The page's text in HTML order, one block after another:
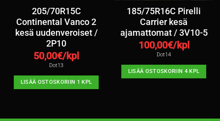
205/70R15C
Continental Vanco 2
kesä uudenveroiset /
2P10
50,00€/kpl
Dot13
LISÄÄ OSTOSKORIIN 1 KPL
185/75R16C Pirelli
Carrier kesä
ajamattomat / 3V10-5
100,00€/kpl
Dot14
LISÄÄ OSTOSKORIIN 4 KPL